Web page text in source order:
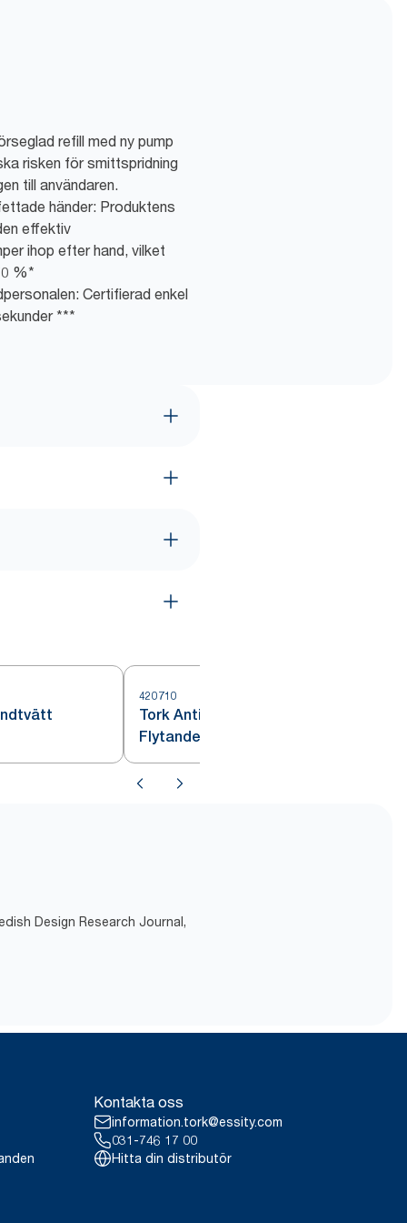
refill med ny pump
risken för smittspridning
till användaren.
händer: Produktens
effektiv
ihop efter hand, vilket
%*
Certifierad enkel
***
420710
Tork Antimikrobiell Handtvätt
Flytande tvål S1
Design Research Journal,
Kontakta oss
information.tork@essity.com
031-746 17 00
Hitta din distributör